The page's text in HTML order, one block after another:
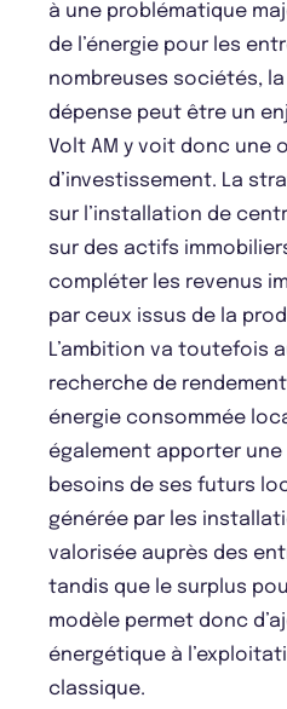
à une problématique
de l’énergie pour les
nombreuses sociétés,
dépense peut être un
Volt AM y voit donc une
d’investissement. La
sur l’installation de
sur des actifs
compléter les revenus
par ceux issus de la
L’ambition va toutefois
recherche de
énergie consommée
également apporter
besoins de ses futurs
générée par les
valorisée auprès des
tandis que le surplus
modèle permet donc
énergétique à
classique.